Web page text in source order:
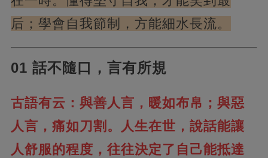
后；學會自我節制，方能細水長流。
01 話不隨口，言有所規
古語有云：與善人言，暖如布帛；與惡
人言， 痛如刀割。人生在世，說話能讓
人舒服的程度，往往決定了自己能抵達